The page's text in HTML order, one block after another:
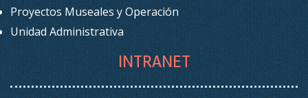
Proyectos Museales y Operación
Unidad Administrativa
INTRANET